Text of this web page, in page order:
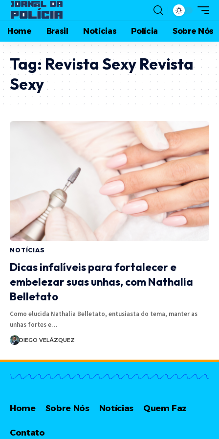
Home Brasil Notícias Polícia Sobre Nós
Tag: Revista Sexy Revista
Sexy
NOTÍCIAS
Dicas infalíveis para fortalecer e
embelezar suas unhas, com Nathalia
Belletato
Como elucida Nathalia Belletato, entusiasta do tema, manter as
unhas fortes e…
DIEGO VELÁZQUEZ
Home Sobre Nós Notícias Quem Faz
Contato